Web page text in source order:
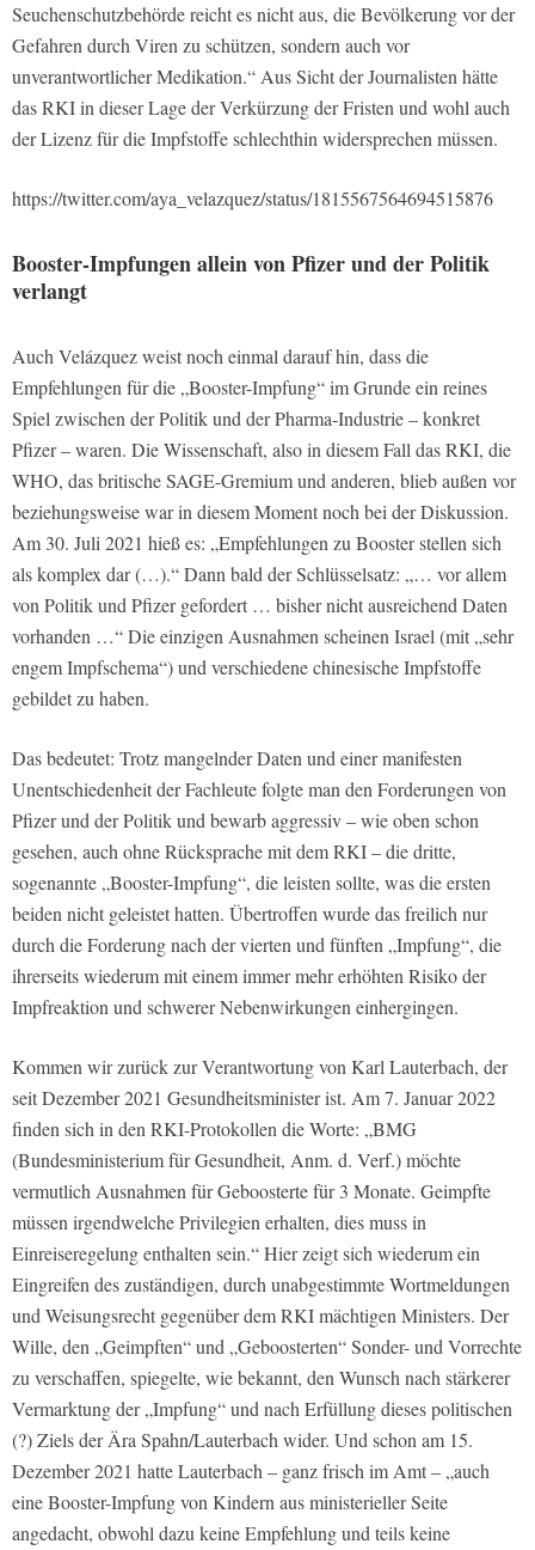
Seuchenschutzbehörde reicht es nicht aus, die Bevölkerung vor der
Gefahren durch Viren zu schützen, sondern auch vor
unverantwortlicher Medikation.“ Aus Sicht der Journalisten hätte
das RKI in dieser Lage der Verkürzung der Fristen und wohl auch
der Lizenz für die Impfstoffe schlechthin widersprechen müssen.
https://twitter.com/aya_velazquez/status/1815567564694515876
Booster-Impfungen allein von Pfizer und der Politik
verlangt
Auch Velázquez weist noch einmal darauf hin, dass die
Empfehlungen für die „Booster-Impfung“ im Grunde ein reines
Spiel zwischen der Politik und der Pharma-Industrie – konkret
Pfizer – waren. Die Wissenschaft, also in diesem Fall das RKI, die
WHO, das britische SAGE-Gremium und anderen, blieb außen vor
beziehungsweise war in diesem Moment noch bei der Diskussion.
Am 30. Juli 2021 hieß es: „Empfehlungen zu Booster stellen sich
als komplex dar (…).“ Dann bald der Schlüsselsatz: „… vor allem
von Politik und Pfizer gefordert … bisher nicht ausreichend Daten
vorhanden …“ Die einzigen Ausnahmen scheinen Israel (mit „sehr
engem Impfschema“) und verschiedene chinesische Impfstoffe
gebildet zu haben.
Das bedeutet: Trotz mangelnder Daten und einer manifesten
Unentschiedenheit der Fachleute folgte man den Forderungen von
Pfizer und der Politik und bewarb aggressiv – wie oben schon
gesehen, auch ohne Rücksprache mit dem RKI – die dritte,
sogenannte „Booster-Impfung“, die leisten sollte, was die ersten
beiden nicht geleistet hatten. Übertroffen wurde das freilich nur
durch die Forderung nach der vierten und fünften „Impfung“, die
ihrerseits wiederum mit einem immer mehr erhöhten Risiko der
Impfreaktion und schwerer Nebenwirkungen einhergingen.
Kommen wir zurück zur Verantwortung von Karl Lauterbach, der
seit Dezember 2021 Gesundheitsminister ist. Am 7. Januar 2022
finden sich in den RKI-Protokollen die Worte: „BMG
(Bundesministerium für Gesundheit, Anm. d. Verf.) möchte
vermutlich Ausnahmen für Geboosterte für 3 Monate. Geimpfte
müssen irgendwelche Privilegien erhalten, dies muss in
Einreiseregelung enthalten sein.“ Hier zeigt sich wiederum ein
Eingreifen des zuständigen, durch unabgestimmte Wortmeldungen
und Weisungsrecht gegenüber dem RKI mächtigen Ministers. Der
Wille, den „Geimpften“ und „Geboosterten“ Sonder- und Vorrechte
zu verschaffen, spiegelte, wie bekannt, den Wunsch nach stärkerer
Vermarktung der „Impfung“ und nach Erfüllung dieses politischen
(?) Ziels der Ära Spahn/Lauterbach wider. Und schon am 15.
Dezember 2021 hatte Lauterbach – ganz frisch im Amt – „auch
eine Booster-Impfung von Kindern aus ministerieller Seite
angedacht, obwohl dazu keine Empfehlung und teils keine